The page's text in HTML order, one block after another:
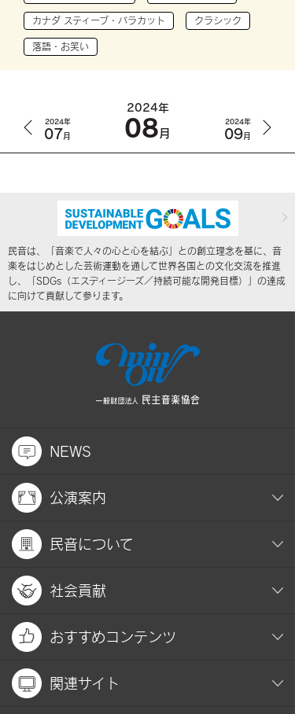
カナダ スティーブ・バラカット クラシック
落語・お笑い
2024年
07月
2024年
08月
2024年
09月
民音は、「音楽で人々の心と心を結ぶ」との創立理念を基に、音
楽をはじめとした芸術運動を通して世界各国との文化交流を推進
し、「SDGs（エスディージーズ／持続可能な開発目標）」の達成
に向けて貢献して参ります。
NEWS
公演案内
民音について
社会貢献
おすすめコンテンツ
関連サイト